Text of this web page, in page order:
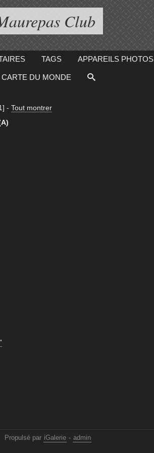
Club
TAGS APPAREILS PHOTOS
CARTE DU MONDE
- Tout montrer
Propulsé par iGalerie - admin